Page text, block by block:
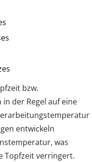
bzw.
der Regel auf eine
entwickeln
was
Topfzeit verringert.